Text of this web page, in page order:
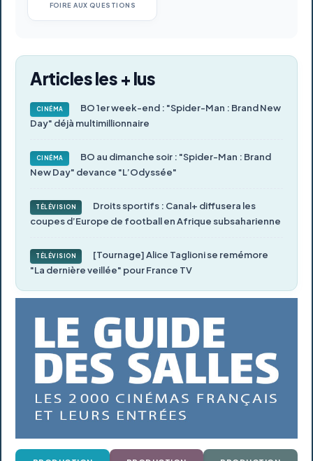
FOIRE AUX QUESTIONS
Articles les + lus
CINÉMA
BO 1er week-end : "Spider-Man : Brand New
Day" déjà multimillionnaire
CINÉMA
BO au dimanche soir : "Spider-Man : Brand
New Day" devance "L’Odyssée"
TÉLÉVISION
Droits sportifs : Canal+ diffusera les
coupes d’Europe de football en Afrique subsaharienne
TÉLÉVISION
[Tournage] Alice Taglioni se remémore
"La dernière veillée" pour France TV